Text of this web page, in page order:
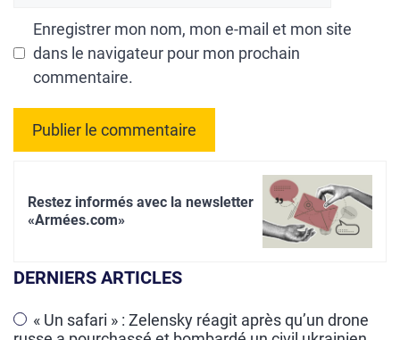
Enregistrer mon nom, mon e-mail et mon site
dans le navigateur pour mon prochain
commentaire.
r
a
Restez informés avec la newsletter
«Armées.com»
DERNIERS ARTICLES
« Un safari » : Zelensky réagit après qu’un drone